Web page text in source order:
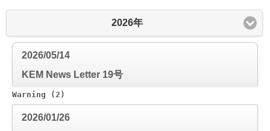
2026年
2026/05/14
KEM News Letter 19号
Warning (2)
2026/01/26